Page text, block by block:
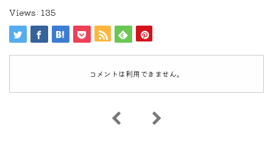
Views: 135
コメントは利用できません。